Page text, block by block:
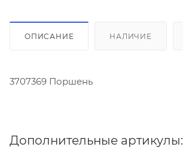
ОПИСАНИЕ НАЛИЧИЕ
3707369 Поршень
Дополнительные артикулы: